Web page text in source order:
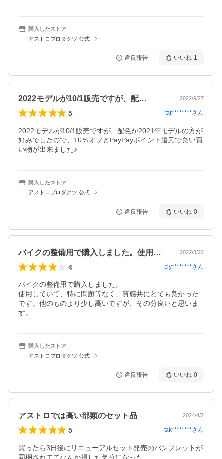
購入したストア
アストロプロダクツ 公式
違反報告 いいね 1
2022モデルが10/1販売ですが、配… 2022/9/27
5 tar********さん
2022モデルが10/1販売ですが、配色が2021年モデルの方が
好みでしたので、10％オフとPayPayポイント還元で良い買
購入したストア
アストロプロダクツ 公式
違反報告 いいね 0
バイクの整備用で購入しました。使用して… 2022/8/22
4 piy********さん
バイクの整備用で購入しました。
使用していて、特に問題等なく、質感共にとても良かった
です。他のものより少し高いですが、その分良いと思いま
す。
購入したストア
アストロプロダクツ 公式
違反報告 いいね 0
アストロでは高い部類のセット品 2024/4/2
5 tak********さん
買ったら3日後にリニューアルセット発売のパンフレットが
同梱されててなんか損した気分になった。